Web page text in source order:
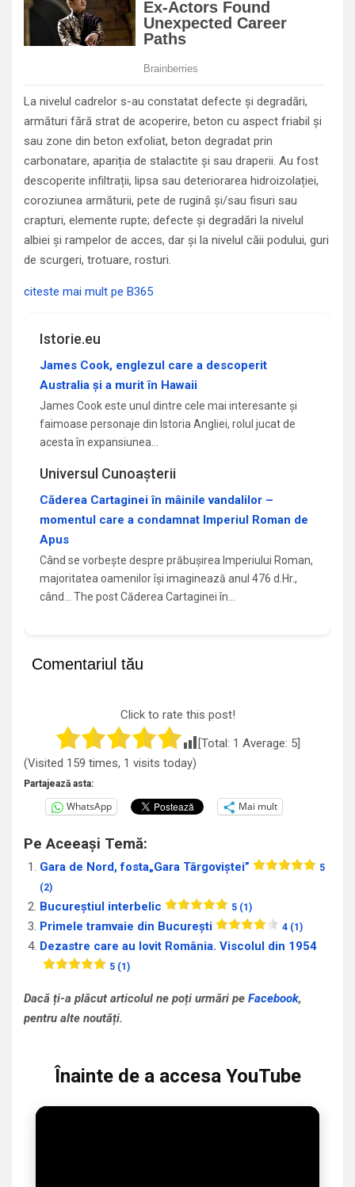
La nivelul cadrelor s-au constatat defecte și degradări,
armături fără strat de acoperire, beton cu aspect friabil și
sau zone din beton exfoliat, beton degradat prin
carbonatare, apariția de stalactite și sau draperii. Au fost
descoperite infiltrații, lipsa sau deteriorarea hidroizolației,
coroziunea armăturii, pete de rugină și/sau fisuri sau
crapturi, elemente rupte; defecte și degradări la nivelul
albiei și rampelor de acces, dar și la nivelul căii podului, guri
de scurgeri, trotuare, rosturi.
citeste mai mult pe B365
Istorie.eu
James Cook, englezul care a descoperit
Australia și a murit în Hawaii
James Cook este unul dintre cele mai interesante și
faimoase personaje din Istoria Angliei, rolul jucat de
acesta în expansiunea…
Universul Cunoașterii
Căderea Cartaginei în mâinile vandalilor –
momentul care a condamnat Imperiul Roman de
Apus
Când se vorbește despre prăbușirea Imperiului Roman,
majoritatea oamenilor își imaginează anul 476 d.Hr.,
când... The post Căderea Cartaginei în…
Comentariul tău
Click to rate this post!
[Total: 1 Average: 5]
(Visited 159 times, 1 visits today)
Partajează asta:
WhatsApp Mai mult
Pe Aceeași Temă:
Gara de Nord, fosta„Gara Târgoviștei”
5
(2)
Bucureștiul interbelic 5 (1)
Primele tramvaie din București 4 (1)
Dezastre care au lovit România. Viscolul din 1954
5 (1)
Dacă ți-a plăcut articolul ne poți urmări pe Facebook,
pentru alte noutăți.
Înainte de a accesa YouTube